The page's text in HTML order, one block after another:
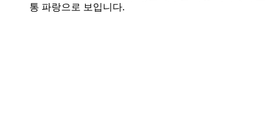
통 파랑으로 보입니다.